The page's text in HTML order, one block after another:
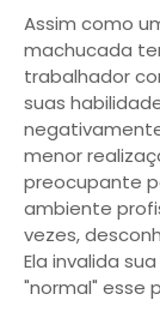
Assim como
machucada
trabalhador
suas
menor
preocupante
ambiente
vezes,
Ela invalida
"normal" esse